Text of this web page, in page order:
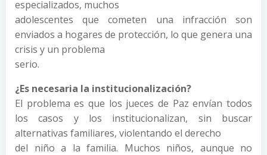
especializados, muchos
adolescentes que cometen una infracción son
enviados a hogares de protección, lo que genera una
crisis y un problema
serio.
¿Es necesaria la institucionalización?
El problema es que los jueces de Paz envían todos
los casos y los institucionalizan, sin buscar
alternativas familiares, violentando el derecho
del niño a la familia. Muchos niños, aunque no